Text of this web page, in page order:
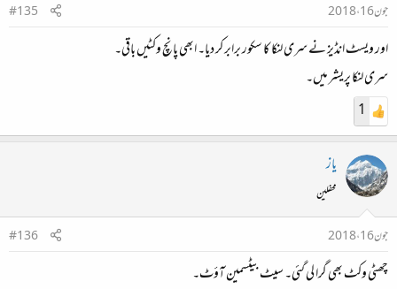
جون 16، 2018
#135
اور ویسٹ انڈیز نے سری لنکا کا سکور برابر کر دیا۔ ابھی پانچ وکٹیں باقی۔
سری لنکا پریشر میں۔
1
یاز
محفلین
جون 16، 2018
#136
چھٹی وکٹ بھی گرا لی گئی۔ سیٹ بیٹسمین آؤٹ۔